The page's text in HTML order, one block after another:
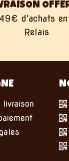
d'achats
Relais
livraison